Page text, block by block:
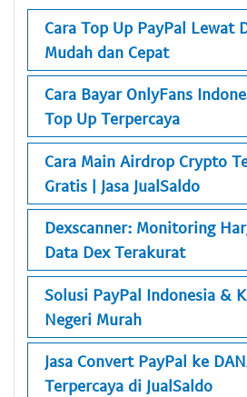
Cara Top Up PayPal Lewat
Mudah dan Cepat
Cara Bayar OnlyFans
Top Up Terpercaya
Cara Main Airdrop Crypto
Gratis | Jasa JualSaldo
Dexscanner: Monitoring
Data Dex Terakurat
Solusi PayPal Indonesia &
Negeri Murah
Jasa Convert PayPal ke
Terpercaya di JualSaldo